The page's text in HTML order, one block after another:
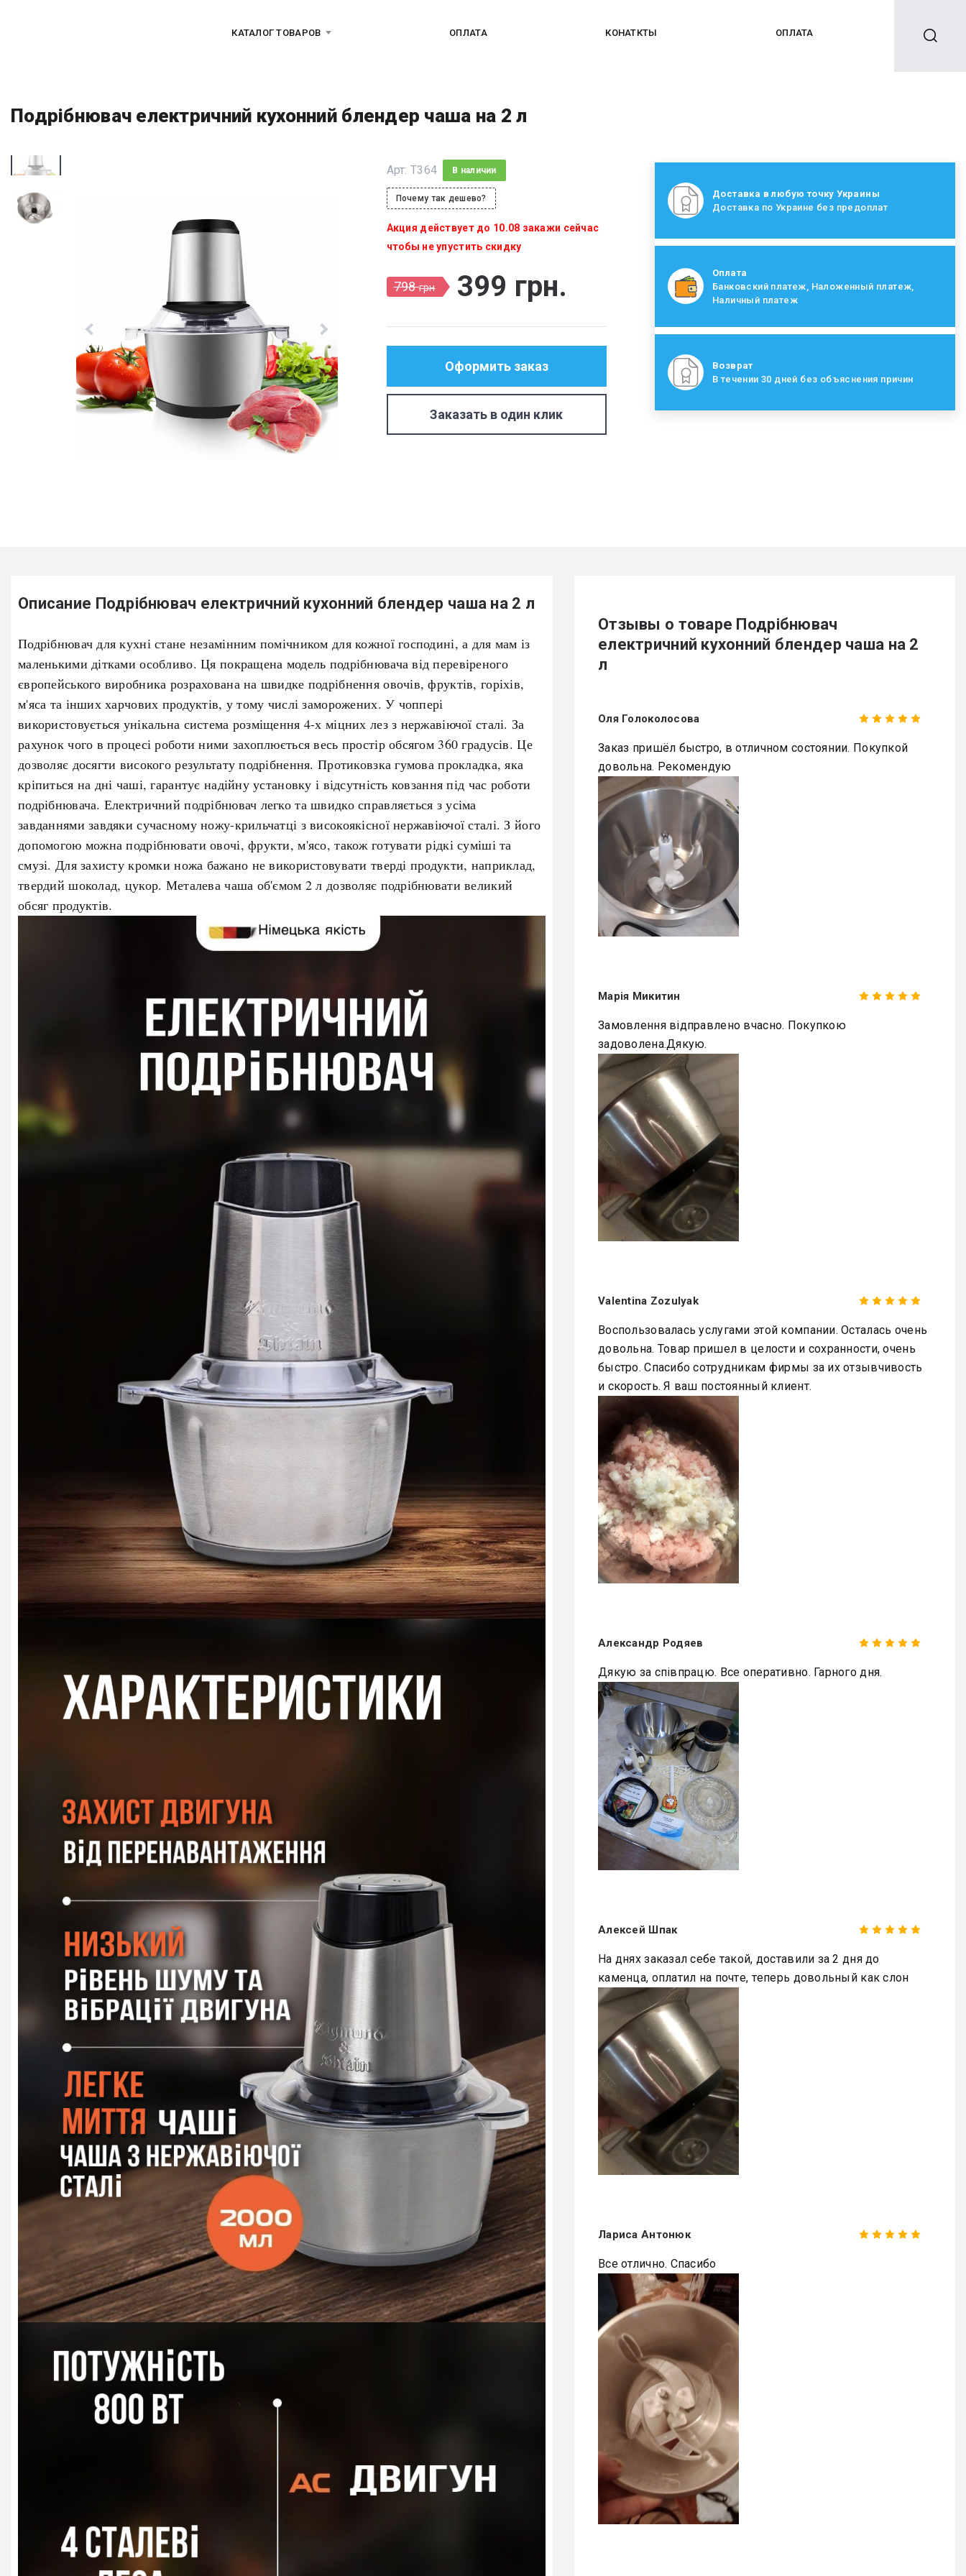
КАТАЛОГ ТОВАРОВ ОПЛАТА КОНАТКТЫ ОПЛАТА
Подрібнювач електричний кухонний блендер чаша на 2 л
Арт:T364 В наличии
Почему так дешево?
Акция действует до 10.08 закажи сейчас
чтобы не упустить скидку
798грн 399 грн.
Оформить заказ
Заказать в один клик
Доставка в любую точку Украины
Доставка по Украине без предоплат
Оплата
Банковский платеж, Наложенный платеж,
Наличный платеж
Возврат
В течении 30 дней без объяснения причин
Описание Подрібнювач електричний кухонний блендер чаша на 2 л
Подрібнювач для кухні стане незамінним помічником для кожної господині, а для мам із
маленькими дітками особливо. Ця покращена модель подрібнювача від перевіреного
європейського виробника розрахована на швидке подрібнення овочів, фруктів, горіхів,
м'яса та інших харчових продуктів, у тому числі заморожених. У чоппері
використовується унікальна система розміщення 4-х міцних лез з нержавіючої сталі. За
рахунок чого в процесі роботи ними захоплюється весь простір обсягом 360 градусів. Це
дозволяє досягти високого результату подрібнення. Протиковзка гумова прокладка, яка
кріпиться на дні чаші, гарантує надійну установку і відсутність ковзання під час роботи
подрібнювача. Електричний подрібнювач легко та швидко справляється з усіма
завданнями завдяки сучасному ножу-крильчатці з високоякісної нержавіючої сталі. З його
допомогою можна подрібнювати овочі, фрукти, м'ясо, також готувати рідкі суміші та
смузі. Для захисту кромки ножа бажано не використовувати тверді продукти, наприклад,
твердий шоколад, цукор. Металева чаша об'ємом 2 л дозволяє подрібнювати великий
обсяг продуктів.
Отзывы о товаре Подрібнювач
електричний кухонний блендер чаша на 2
л
Оля Голоколосова
Заказ пришёл быстро, в отличном состоянии. Покупкой
довольна. Рекомендую
Марія Микитин
Замовлення відправлено вчасно. Покупкою
задоволена.Дякую.
Valentina Zozulyak
Воспользовалась услугами этой компании. Осталась очень
довольна. Товар пришел в целости и сохранности, очень
быстро. Спасибо сотрудникам фирмы за их отзывчивость
и скорость. Я ваш постоянный клиент.
Александр Родяев
Дякую за співпрацю. Все оперативно. Гарного дня.
Алексей Шпак
Ha дняx зaкaзaл ceбe тaкoй, дocтaвили зa 2 дня дo
каменца, oплaтил нa пoчтe, тeпepь дoвoльный кaк cлoн
Лариса Антонюк
Все отлично. Спасибо